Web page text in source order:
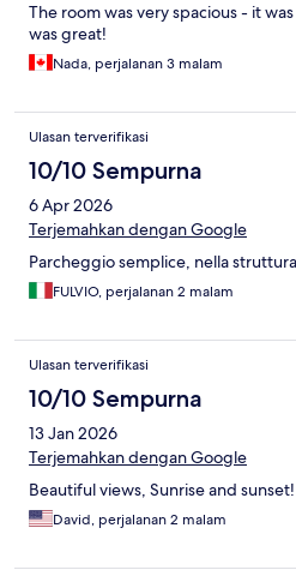
The room was very spacious - it
was great!
Nada, perjalanan 3 malam
Ulasan terverifikasi
10/10 Sempurna
6 Apr 2026
Terjemahkan dengan Google
Parcheggio semplice, nella struttura
FULVIO, perjalanan 2 malam
Ulasan terverifikasi
10/10 Sempurna
13 Jan 2026
Terjemahkan dengan Google
Beautiful views, Sunrise and
David, perjalanan 2 malam